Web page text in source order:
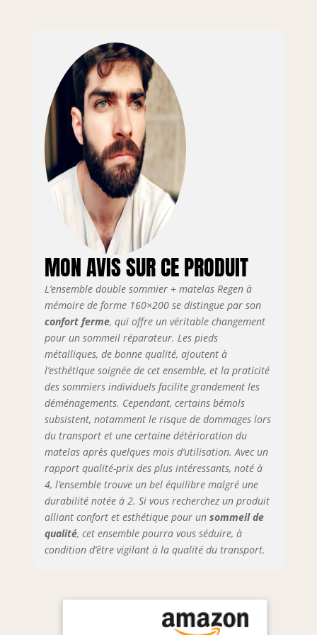
respirable
Indépendance de
couchage :
Excellente -
Réversible
Eté/Hiver
Certification :
Oeko-Tex -
Fabrication
européenne -
Garantie : 10 ans
MON AVIS SUR CE PRODUIT
L’ensemble double sommier + matelas Regen à
mémoire de forme 160×200 se distingue par son
confort ferme, qui offre un véritable changement
pour un sommeil réparateur. Les pieds
métalliques, de bonne qualité, ajoutent à
l’esthétique soignée de cet ensemble, et la praticité
des sommiers individuels facilite grandement les
déménagements. Cependant, certains bémols
subsistent, notamment le risque de dommages lors
du transport et une certaine détérioration du
matelas après quelques mois d’utilisation. Avec un
rapport qualité-prix des plus intéressants, noté à
4, l’ensemble trouve un bel équilibre malgré une
durabilité notée à 2. Si vous recherchez un produit
alliant confort et esthétique pour un sommeil de
qualité, cet ensemble pourra vous séduire, à
condition d’être vigilant à la qualité du transport.